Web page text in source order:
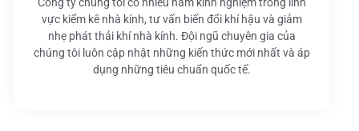
Công ty chúng tôi có nhiều năm kinh nghiệm trong lĩnh
vực kiểm kê nhà kính, tư vấn biến đổi khí hậu và giảm
nhẹ phát thải khí nhà kính. Đội ngũ chuyên gia của
chúng tôi luôn cập nhật những kiến thức mới nhất và áp
dụng những tiêu chuẩn quốc tế.